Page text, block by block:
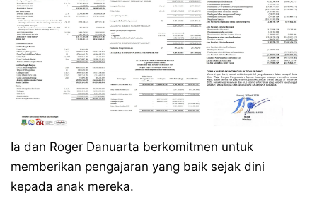
Ia dan Roger Danuarta berkomitmen untuk
memberikan pengajaran yang baik sejak dini
kepada anak mereka.